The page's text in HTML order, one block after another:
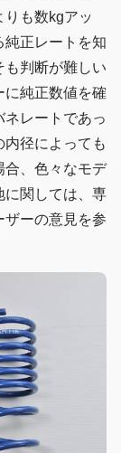
も数kgアッ
純正レートを知
も判断が難しい
に純正数値を確
レートであっ
径によっても
合、色々なモデ
に関しては、専
ザーの意見を参